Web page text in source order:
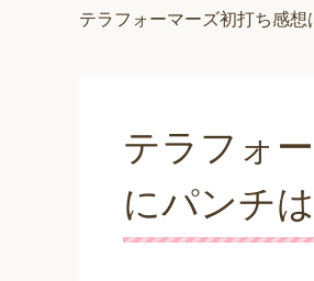
テラフォーマーズ初打ち感想
テラフォ
にパンチ